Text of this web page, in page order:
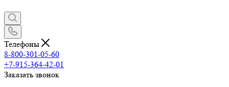
Телефоны
8-800-301-05-60
+7-915-364-42-01
Заказать звонок